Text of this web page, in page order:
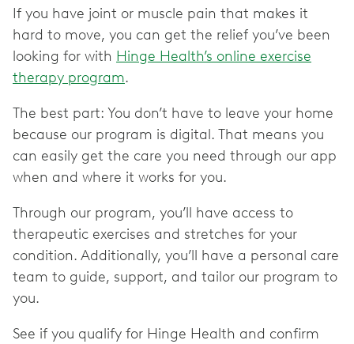
If you have joint or muscle pain that makes it
hard to move, you can get the relief you’ve been
looking for with Hinge Health’s online exercise
therapy program.
The best part: You don’t have to leave your home
because our program is digital. That means you
can easily get the care you need through our app
when and where it works for you.
Through our program, you’ll have access to
therapeutic exercises and stretches for your
condition. Additionally, you’ll have a personal care
team to guide, support, and tailor our program to
you.
See if you qualify for Hinge Health and confirm